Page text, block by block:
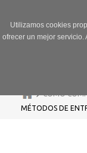
Utilizamos cookies
ofrecer un mejor
>CÓMO
MÉTODOS DE